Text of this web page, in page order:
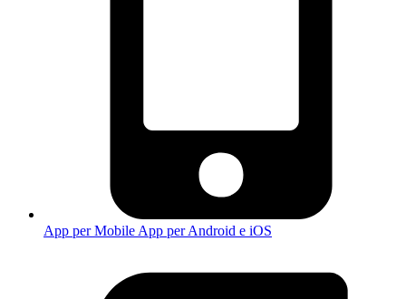
App per Mobile App per Android e iOS